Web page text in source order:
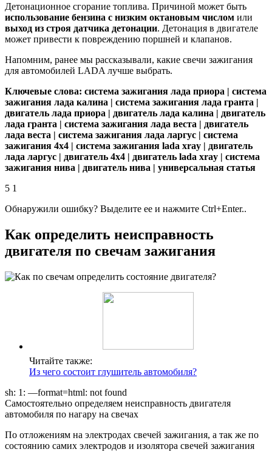
Детонационное сгорание топлива. Причиной может быть
использование бензина с низким октановым числом или
выход из строя датчика детонации. Детонация в двигателе
может привести к повреждению поршней и клапанов.
Напомним, ранее мы рассказывали, какие свечи зажигания
для автомобилей LADA лучше выбрать.
Ключевые слова: система зажигания лада приора | система
зажигания лада калина | система зажигания лада гранта |
двигатель лада приора | двигатель лада калина | двигатель
лада гранта | система зажигания лада веста | двигатель
лада веста | система зажигания лада ларгус | система
зажигания 4х4 | система зажигания lada xray | двигатель
лада ларгус | двигатель 4х4 | двигатель lada xray | система
зажигания нива | двигатель нива | универсальная статья
5 1
Обнаружили ошибку? Выделите ее и нажмите Ctrl+Enter..
Как определить неисправность
двигателя по свечам зажигания
Читайте также:
Из чего состоит глушитель автомобиля?
sh: 1: —format=html: not found
Самостоятельно определяем неисправность двигателя
автомобиля по нагару на свечах
По отложениям на электродах свечей зажигания, а так же по
состоянию самих электродов и изолятора свечей зажигания